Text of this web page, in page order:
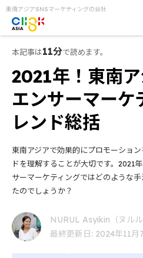
東南アジアSNSマーケティングの会社
本記事は11分で読めます。
2021年！東南
エンサーマーケ
レンド総括
東南アジアで効果的にプロモーショ
ドを理解することが大切です。2021
サーマーケティングではどのような
たのでしょうか？
NURUL Asyikin（ヌルル
最終更新日: 2024年11月